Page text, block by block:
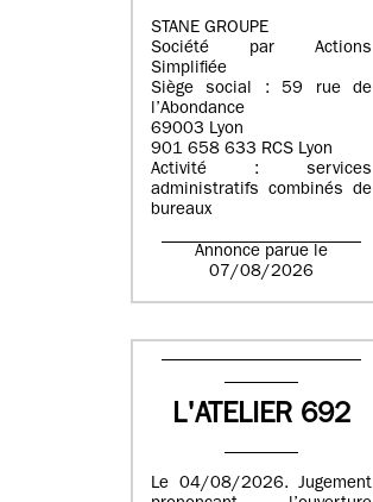
STANE GROUPE
Société par Actions
Simplifiée
Siège social : 59 rue de
l’Abondance
69003 Lyon
901 658 633 RCS Lyon
Activité : services
administratifs combinés de
bureaux
Annonce parue le
07/08/2026
L'ATELIER 692
Le 04/08/2026. Jugement